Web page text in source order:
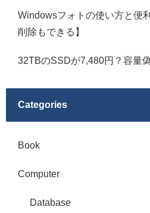
Windowsフォトの使い方と便
削除もできる】
32TBのSSDが7,480円？容量
Categories
Book
Computer
Database